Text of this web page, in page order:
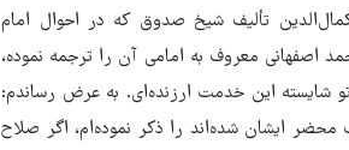
تألیف شیخ صدوق که در احوال امام
معروف به امامی آن را ترجمه نموده،
شایسته این خدمت ارزنده‌ای. به عرض رساندم:
محضر ایشان شده‌اند را ذکر نموده‌ام، اگر صلاح